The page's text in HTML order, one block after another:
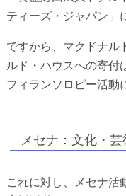
ティーズ・ジャパン」
ですから、マクドナル
ルド・ハウスへの寄付
フィランソロピー活動
メセナ：文化・
これに対し、メセナ活